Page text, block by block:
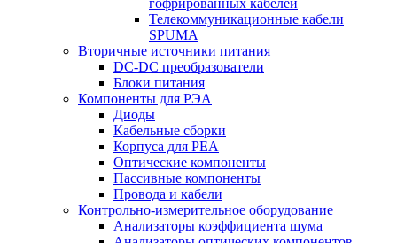
гофрированных кабелей
Телекоммуникационные кабели
SPUMA
Вторичные источники питания
DC-DC преобразователи
Блоки питания
Компоненты для РЭА
Диоды
Кабельные сборки
Корпуса для РЕА
Оптические компоненты
Пассивные компоненты
Провода и кабели
Контрольно-измерительное оборудование
Анализаторы коэффициента шума